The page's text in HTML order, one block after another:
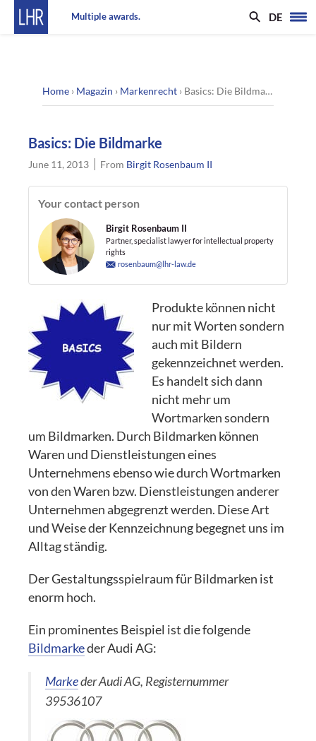
Multiple awards. DE
Home › Magazin › Markenrecht › Basics: Die Bildmarke
Basics: Die Bildmarke
June 11, 2013 From Birgit Rosenbaum II
Your contact person
Birgit Rosenbaum II
Partner, specialist lawyer for intellectual property
rights
rosenbaum@lhr-law.de
Produkte können nicht
nur mit Worten sondern
auch mit Bildern
gekennzeichnet werden.
Es handelt sich dann
nicht mehr um
Wortmarken sondern
um Bildmarken. Durch Bildmarken können
Waren und Dienstleistungen eines
Unternehmens ebenso wie durch Wortmarken
von den Waren bzw. Dienstleistungen anderer
Unternehmen abgegrenzt werden. Diese Art
und Weise der Kennzeichnung begegnet uns im
Alltag ständig.
Der Gestaltungsspielraum für Bildmarken ist
enorm hoch.
Ein prominentes Beispiel ist die folgende
Bildmarkeder Audi AG:
Markeder Audi AG, Registernummer
39536107